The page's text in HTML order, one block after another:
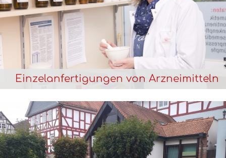
Einzelanfertigungen von Arzneimitteln